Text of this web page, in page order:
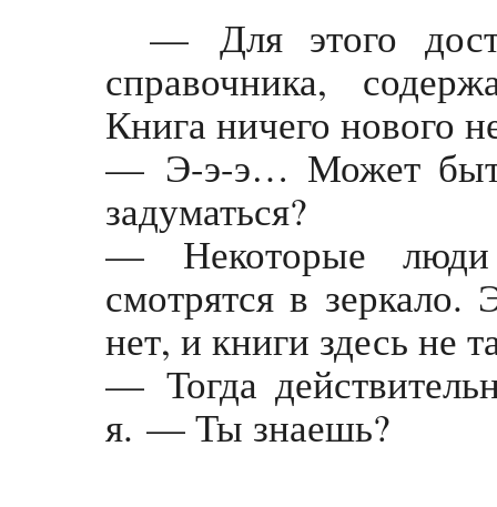
— Для этого
справочника,
Книга ничего нового
— Э-э-э… Может
задуматься?
— Некоторые люди
смотрятся в зеркало.
нет, и книги здесь не
— Тогда
я. — Ты знаешь?